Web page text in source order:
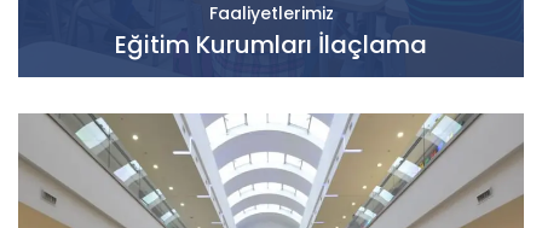
Faaliyetlerimiz
Eğitim Kurumları İlaçlama